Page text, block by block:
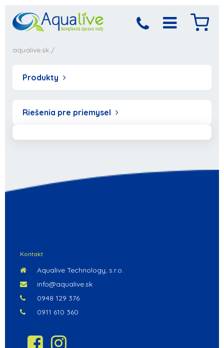
aqualive.sk /
Produkty
Riešenia pre priemysel
Kontakt
Aqualive Technology, s.r.o.
info@aqualive.sk
0948 129 376
0911 610 360
Produkt bol pridaný
Objednávka sa